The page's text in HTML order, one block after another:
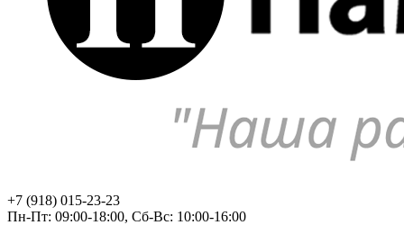
+7 (918) 015-23-23
Пн-Пт: 09:00-18:00, Сб-Вс: 10:00-16:00